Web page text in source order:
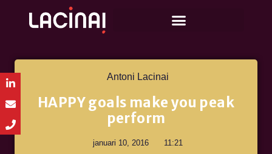
Antoni Lacinai
HAPPY goals make you peak
perform
januari 10, 2016 11:21